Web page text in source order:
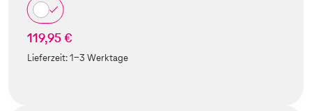
119,95 €
Lieferzeit:1-3 Werktage